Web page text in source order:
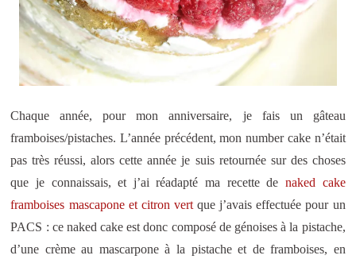
Chaque année, pour mon anniversaire, je fais un gâteau
framboises/pistaches. L’année précédent, mon number cake n’était
pas très réussi, alors cette année je suis retournée sur des choses
que je connaissais, et j’ai réadapté ma recette de naked cake
framboises mascapone et citron vertque j’avais effectuée pour un
PACS : ce naked cake est donc composé de génoises à la pistache,
d’une crème au mascarpone à la pistache et de framboises, en